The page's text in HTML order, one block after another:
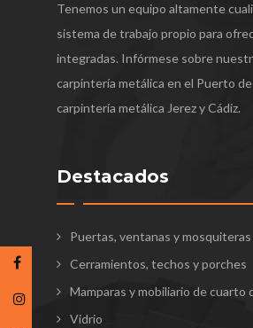
Tenemos un equipo altamente
sistema de trabajo propio para
integradas. Infórmese sobre
carpintería metálica en el Puerto de
carpintería metálica Jerez y Cádiz.
Destacados
Puertas, ventanas y mosquiteras
Cerramientos, techos y porches
Mamparas y mobiliario de cuarto
Vidrio